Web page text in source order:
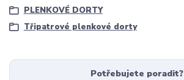
PLENKOVÉ DORTY
Třipatrové plenkové dorty
Potřebujete poradit?